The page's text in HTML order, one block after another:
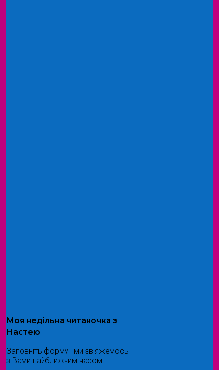
Моя недільна читаночка з
Настею
Заповніть форму і ми зв'яжемось
з Вами найближчим часом